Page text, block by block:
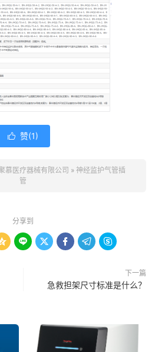
 赞(1)
慕医疗器械有限公司 » 神经监护气管插
管
分享到
    
下一篇
急救担架尺寸标准是什么？